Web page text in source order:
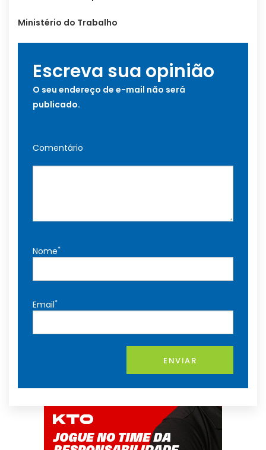
Ministério do Trabalho
Escreva sua opinião
O seu endereço de e-mail não será
publicado.
Comentário
Nome*
Email*
ENVIAR